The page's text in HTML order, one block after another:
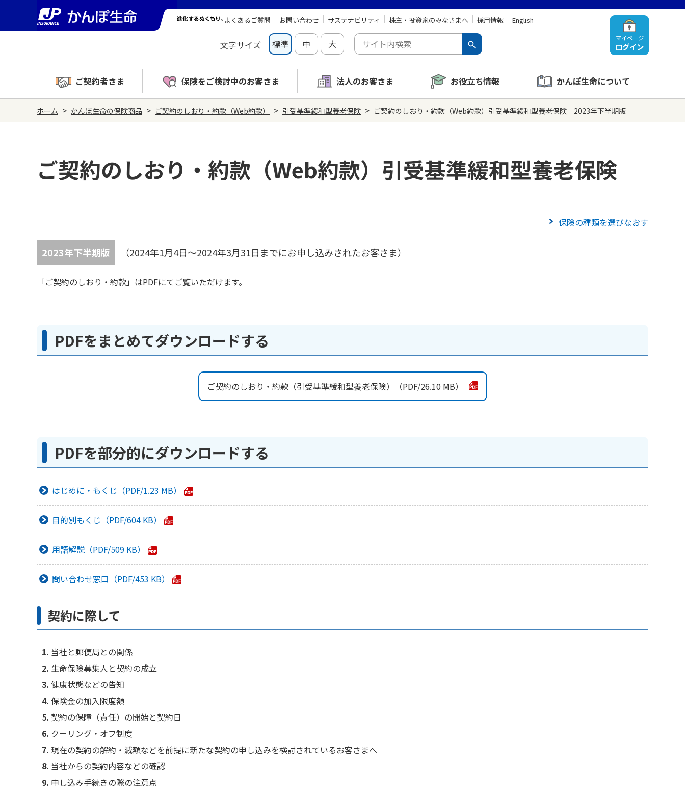
マイページ
ログイン
よくあるご質問 お問い合わせ サステナビリティ 株主・投資家のみなさまへ 採用情報 English
文字サイズ 標準 中 大
ご契約者さま 保険をご検討中のお客さま 法人のお客さま お役立ち情報 かんぽ生命について
ホーム > かんぽ生命の保険商品 > ご契約のしおり・約款（Web約款） > 引受基準緩和型養老保険 > ご契約のしおり・約款（Web約款）引受基準緩和型養老保険 2023年下半期版
ご契約のしおり・約款（Web約款）引受基準緩和型養老保険
保険の種類を選びなおす
2023年下半期版 （2024年1月4日～2024年3月31日までにお申し込みされたお客さま）
「ご契約のしおり・約款」はPDFにてご覧いただけます。
PDFをまとめてダウンロードする
ご契約のしおり・約款（引受基準緩和型養老保険） 26.10 MB
PDFを部分的にダウンロードする
はじめに・もくじ 1.23 MB
目的別もくじ 604 KB
用語解説 509 KB
問い合わせ窓口 453 KB
契約に際して
当社と郵便局との関係
生命保険募集人と契約の成立
健康状態などの告知
保険金の加入限度額
契約の保障（責任）の開始と契約日
クーリング・オフ制度
現在の契約の解約・減額などを前提に新たな契約の申し込みを検討されているお客さまへ
当社からの契約内容などの確認
申し込み手続きの際の注意点